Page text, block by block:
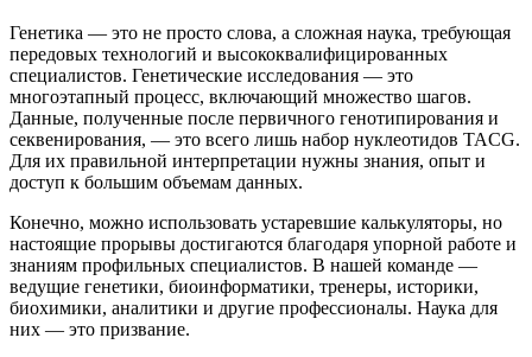
Генетика — это не просто слова, а сложная наука, требующая
передовых технологий и высококвалифицированных
специалистов. Генетические исследования — это
многоэтапный процесс, включающий множество шагов.
Данные, полученные после первичного генотипирования и
секвенирования, — это всего лишь набор нуклеотидов TACG.
Для их правильной интерпретации нужны знания, опыт и
доступ к большим объемам данных.
Конечно, можно использовать устаревшие калькуляторы, но
настоящие прорывы достигаются благодаря упорной работе и
знаниям профильных специалистов. В нашей команде —
ведущие генетики, биоинформатики, тренеры, историки,
биохимики, аналитики и другие профессионалы. Наука для
них — это призвание.